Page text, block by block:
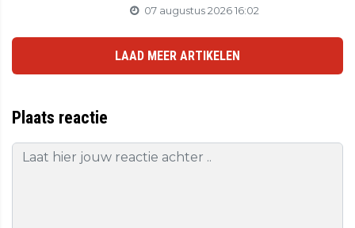
07 augustus 2026 16:02
LAAD MEER ARTIKELEN
Plaats reactie